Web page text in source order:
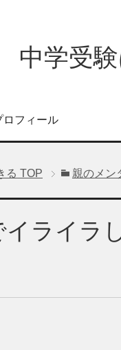
中学受
ロフィール
る TOP 親のメン
ライラ